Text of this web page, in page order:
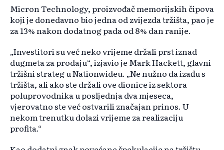
Micron Technology, proizvođač memorijskih čipova
koji je donedavno bio jedna od zvijezda tržišta, pao je
za 13% nakon dodatnog pada od 8% dan ranije.
„Investitori su već neko vrijeme držali prst iznad
dugmeta za prodaju“, izjavio je Mark Hackett, glavni
tržišni strateg u Nationwideu. „Ne nužno da izađu s
tržišta, ali ako ste držali ove dionice iz sektora
poluprovodnika u posljednja dva mjeseca,
vjerovatno ste već ostvarili značajan prinos. U
nekom trenutku dolazi vrijeme za realizaciju
profita.“